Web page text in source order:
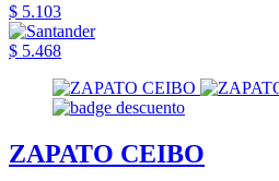
$ 5.103
$ 5.468
ZAPATO CEIBO